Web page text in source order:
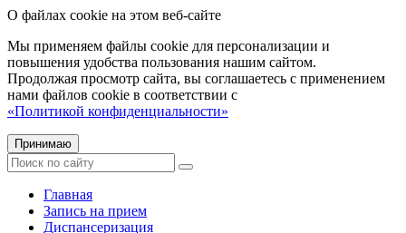
О файлах cookie на этом веб-сайте
Мы применяем файлы cookie для персонализации и
повышения удобства пользования нашим сайтом.
Продолжая просмотр сайта, вы соглашаетесь с применением
нами файлов cookie в соответствии с
«Политикой конфиденциальности»
Принимаю
Главная
Запись на прием
Диспансеризация